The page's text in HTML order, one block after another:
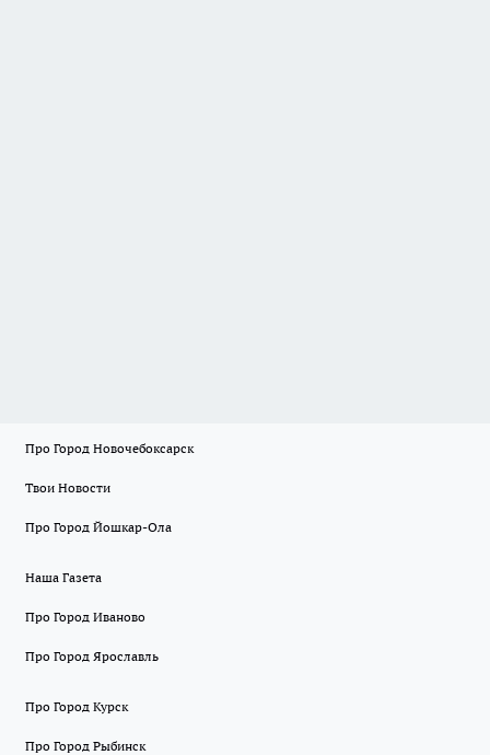
Про Город Новочебоксарск
Твои Новости
Про Город Йошкар-Ола
Наша Газета
Про Город Иваново
Про Город Ярославль
Про Город Курск
Про Город Рыбинск